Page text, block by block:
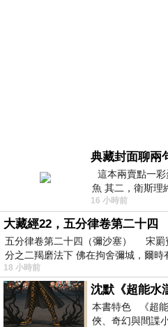
典藏封面聊兩
這本兩賣點一
魚 其二，衛斯理
在南極打死北極
16 小時前
大藏經22，五分律卷第二十四
五分律卷第二十四（彌沙塞） 宋罽
分之二羯磨法下 佛在拘舍彌城，爾時
18 小時前
本書特色 《超
俠、奇幻與間諜